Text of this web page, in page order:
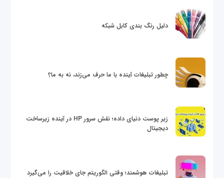
دلیل رنگ بندی کابل شبکه
چطور تبلیغات آینده با ما حرف می‌زند، نه به ما؟
زیر پوست دنیای داده؛ نقش سرور HP در آینده زیرساخت
دیجیتال
تبلیغات هوشمند؛ وقتی الگوریتم جای خلاقیت را می‌گیرد